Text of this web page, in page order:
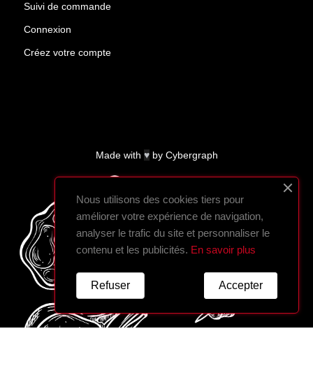
Suivi de commande
Connexion
Créez votre compte
Made with ♥by Cybergraph
Nous utilisons des cookies tiers pour
améliorer votre expérience de navigation,
analyser le trafic du site et personnaliser le
contenu et les publicités. En savoir plus
Accepter
Refuser